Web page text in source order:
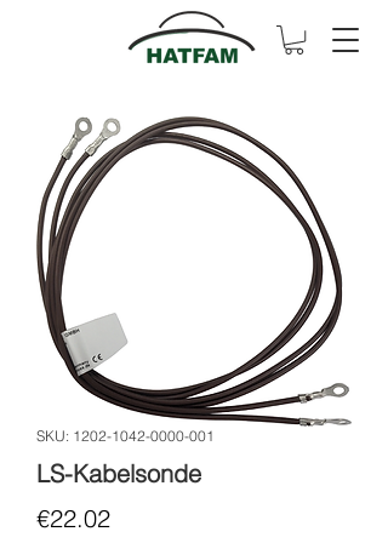
SKU: 1202-1042-0000-001
LS-Kabelsonde
€22.02Price